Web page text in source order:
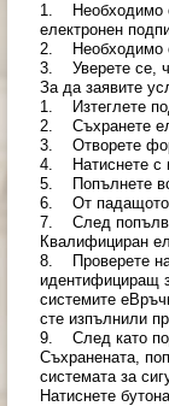
1. Необходимо е
електронен
2. Необходимо е
3. Уверете се,
За да заявите
1. Изтеглете
2. Съхранете
3. Отворете
4. Натиснете с
5. Попълнете
6. От падащото
7. След
Квалифициран
8. Проверете
идентифициращ
системите
сте изпълнили
9. След като
Съхранената,
системата за
Натиснете